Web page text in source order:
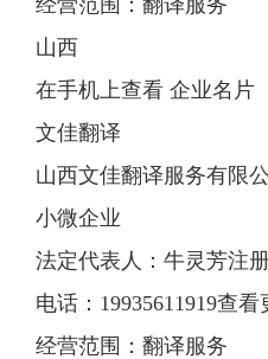
经营范围：翻译服务
山西
在手机上查看 企业名片
文佳翻译
山西文佳翻译服务有限
小微企业
法定代表人：牛灵芳注
电话：19935611919查看
经营范围：翻译服务